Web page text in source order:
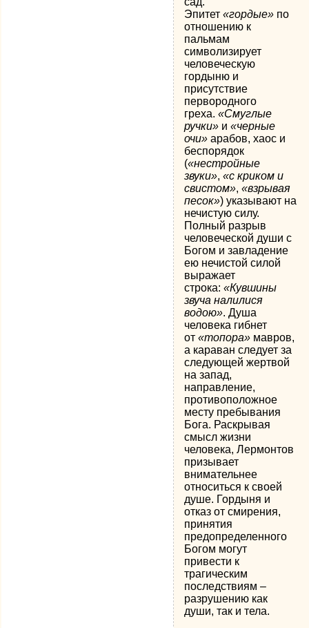
Эпитет«гордые» по
отношению к
пальмам
символизирует
человеческую
гордыню и
присутствие
первородного
греха.«Смуглые
ручки» и«черные
очи» арабов, хаос и
беспорядок
(«нестройные
звуки»,«с криком и
свистом»,«взрывая
песок») указывают на
нечистую силу.
Полный разрыв
человеческой души с
Богом и завладение
ею нечистой силой
выражает
строка:«Кувшины
звуча налилися
водою». Душа
человека гибнет
от«топора» мавров,
а караван следует за
следующей жертвой
на запад,
направление,
противоположное
месту пребывания
Бога. Раскрывая
смысл жизни
человека, Лермонтов
призывает
внимательнее
относиться к своей
душе. Гордыня и
отказ от смирения,
принятия
предопределенного
Богом могут
привести к
трагическим
последствиям –
разрушению как
души, так и тела.